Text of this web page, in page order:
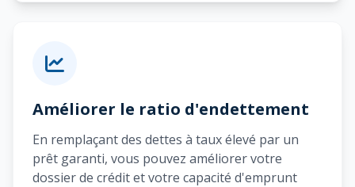
Améliorer le ratio d'endettement
En remplaçant des dettes à taux élevé par un
prêt garanti, vous pouvez améliorer votre
dossier de crédit et votre capacité d'emprunt